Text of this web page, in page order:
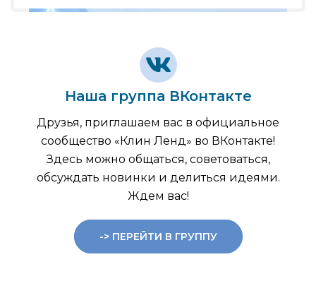
Наша группа ВКонтакте
Друзья, приглашаем вас в официальное
сообщество «Клин Ленд» во ВКонтакте!
Здесь можно общаться, советоваться,
обсуждать новинки и делиться идеями.
Ждем вас!
-> ПЕРЕЙТИ В ГРУППУ